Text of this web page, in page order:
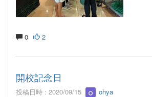
0 2
開校記念日
投稿日時 : 2020/09/15 ohya